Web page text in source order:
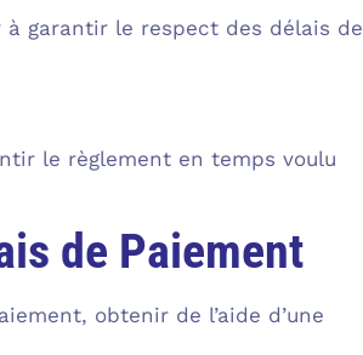
garantir le respect des délais de
le règlement en temps voulu
de Paiement
obtenir de l’aide d’une